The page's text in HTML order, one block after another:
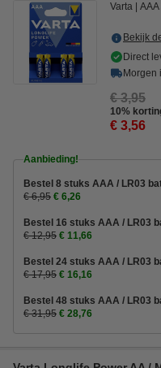
Varta AAA
Bekijk
Direct
Morgen
€ 3,95
10%
€ 3,56
Aanbieding!
Bestel 8 stuks AAA / LR03
€ 6,95 € 6,26
Bestel 16 stuks AAA / LR03
€ 12,95 € 11,66
Bestel 24 stuks AAA / LR03
€ 17,95 € 16,16
Bestel 48 stuks AAA / LR03
€ 31,95 € 28,76